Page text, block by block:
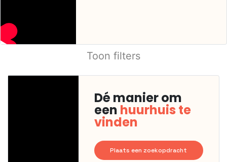
Toon filters
Dé manier om
een huurhuis te
vinden
Plaats een zoekopdracht